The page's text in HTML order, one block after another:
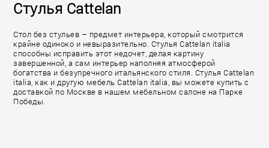
Стулья Cattelan
Стол без стульев – предмет интерьера, который смотрится
крайне одиноко и невыразительно. Стулья Cattelan italia
способны исправить этот недочет, делая картину
завершенной, а сам интерьер наполняя атмосферой
богатства и безупречного итальянского стиля. Стулья Cattelan
italia, как и другую мебель Cattelan italia, вы можете купить с
доставкой по Москве в нашем мебельном салоне на Парке
Победы.